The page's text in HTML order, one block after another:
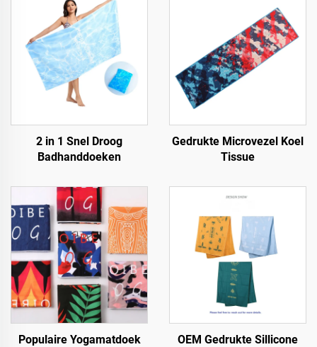
2 in 1 Snel Droog
Badhanddoeken
Gedrukte Microvezel Koel
Tissue
Populaire Yogamatdoek
OEM Gedrukte Sillicone